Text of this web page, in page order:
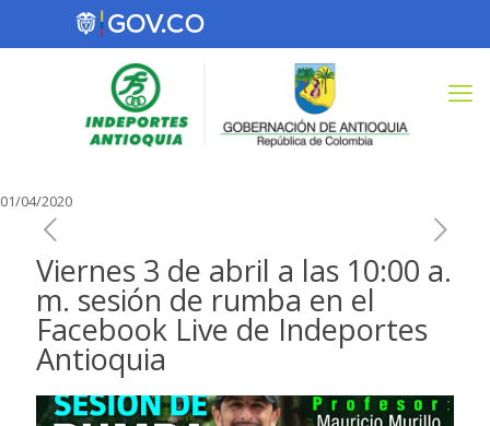
01/04/2020
Viernes 3 de abril a las 10:00 a.
m. sesión de rumba en el
Facebook Live de Indeportes
Antioquia